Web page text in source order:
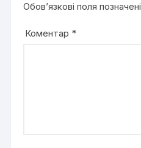
Обов’язкові поля позначені
Коментар *